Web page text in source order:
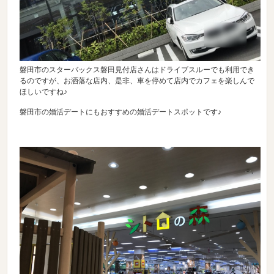
磐田市のスターバックス磐田見付店さんはドライブスルーでも利用でき
るのですが、お洒落な店内、是非、車を停めて店内でカフェを楽しんで
ほしいですね♪
磐田市の婚活デートにもおすすめの婚活デートスポットです♪